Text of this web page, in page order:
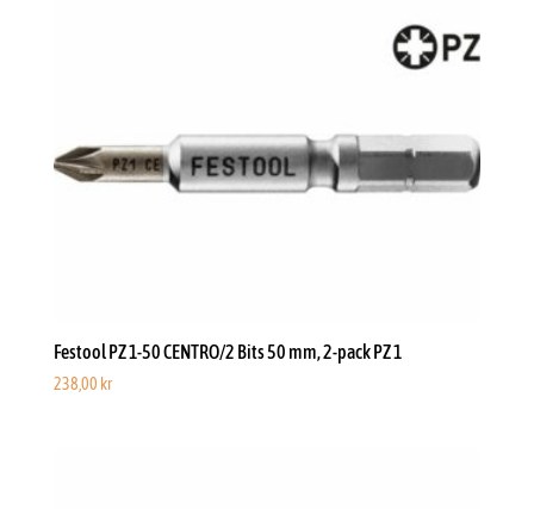
Festool PZ 1-50 CENTRO/2 Bits 50 mm, 2-pack PZ 1
238,00 kr